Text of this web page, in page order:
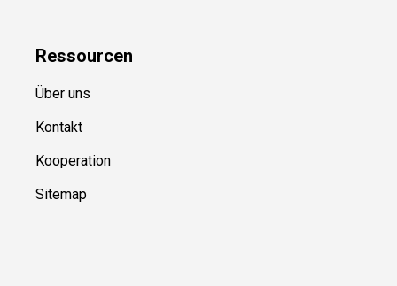
Ressourcen
Über uns
Kontakt
Kooperation
Sitemap